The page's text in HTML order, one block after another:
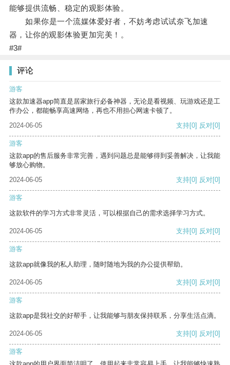
能够提供流畅、稳定的观影体验。
如果你是一个流媒体爱好者，不妨考虑试试奈飞加速
器，让你的观影体验更加完美！。
#3#
评论
游客
这款加速器app简直是居家旅行必备神器，无论是看视频、玩游戏还是工
作办公，都能畅享高速网络，再也不用担心网速卡顿了。
2024-06-05
支持[0] 反对[0]
游客
这款app的售后服务非常完善，遇到问题总是能够得到妥善解决，让我能
够放心购物。
2024-06-05
支持[0] 反对[0]
游客
这款软件的学习方式非常灵活，可以根据自己的需求选择学习方式。
2024-06-05 支持[0] 反对[0]
游客
这款app就像我的私人助理，随时随地为我的办公提供帮助。
2024-06-05 支持[0] 反对[0]
游客
这款app是我社交的好帮手，让我能够与朋友保持联系，分享生活点滴。
2024-06-05 支持[0] 反对[0]
游客